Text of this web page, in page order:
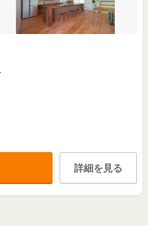
詳細を見る